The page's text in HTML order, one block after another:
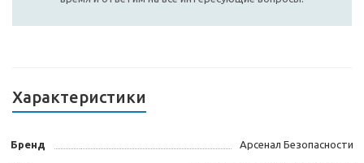
Характеристики
Бренд Арсенал Безопасности